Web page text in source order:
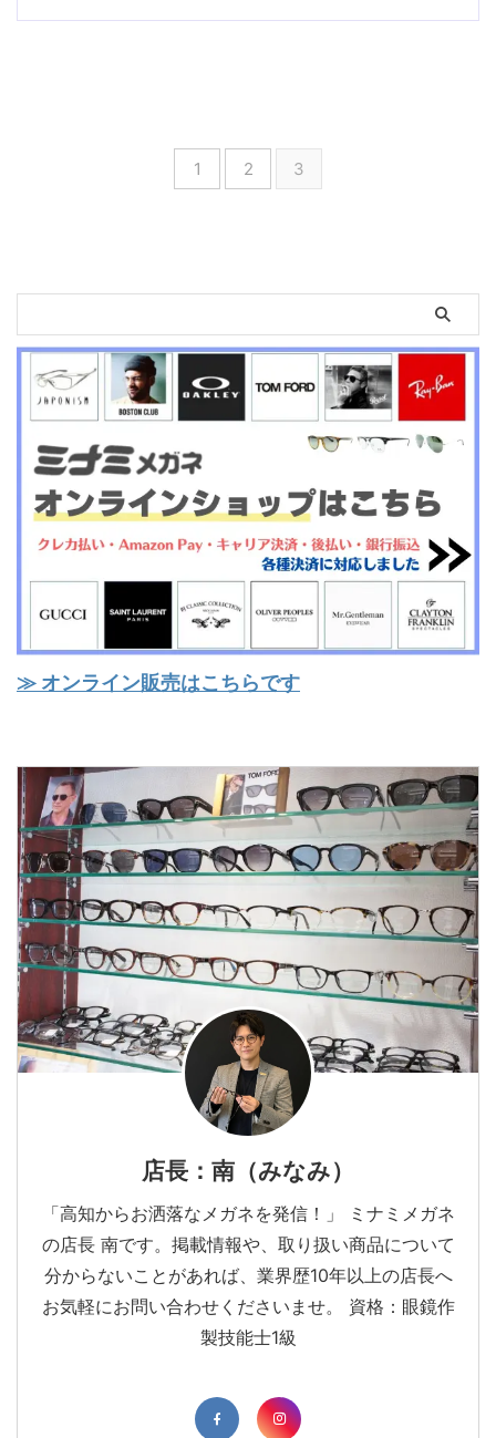
1 2 3
≫ オンライン販売はこちらです
店長：南（みなみ）
「高知からお洒落なメガネを発信！」 ミナミメガネ
の店長 南です。掲載情報や、取り扱い商品について
分からないことがあれば、業界歴10年以上の店長へ
お気軽にお問い合わせくださいませ。 資格：眼鏡作
製技能士1級